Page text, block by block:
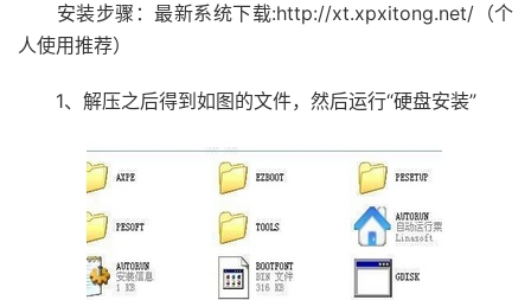
安装步骤：最新系统下载:http://xt.xpxitong.net/（个
人使用推荐）
1、解压之后得到如图的文件，然后运行“硬盘安装”